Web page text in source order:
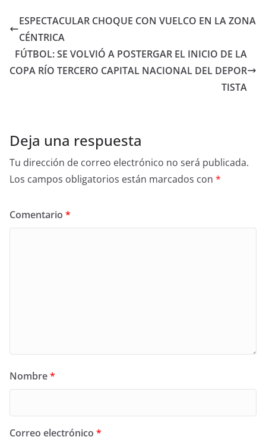
ESPECTACULAR CHOQUE CON VUELCO EN LA ZONA
CÉNTRICA
FÚTBOL: SE VOLVIÓ A POSTERGAR EL INICIO DE LA
COPA RÍO TERCERO CAPITAL NACIONAL DEL DEPOR
TISTA
Deja una respuesta
Tu dirección de correo electrónico no será publicada.
Los campos obligatorios están marcados con *
Comentario *
Nombre*
Correo electrónico *